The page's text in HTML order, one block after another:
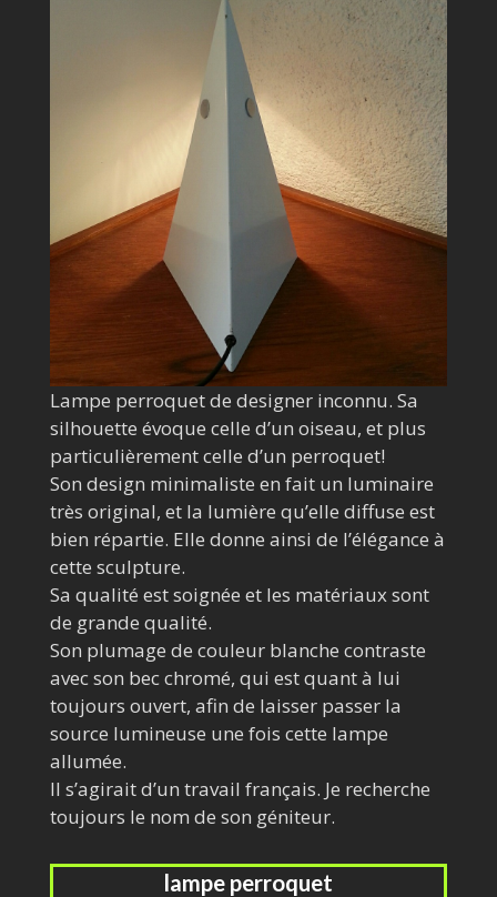
Lampe perroquet de designer inconnu. Sa
silhouette évoque celle d’un oiseau, et plus
particulièrement celle d’un perroquet!
Son design minimaliste en fait un luminaire
très original, et la lumière qu’elle diffuse est
bien répartie. Elle donne ainsi de l’élégance à
cette sculpture.
Sa qualité est soignée et les matériaux sont
de grande qualité.
Son plumage de couleur blanche contraste
avec son bec chromé, qui est quant à lui
toujours ouvert, afin de laisser passer la
source lumineuse une fois cette lampe
allumée.
Il s’agirait d’un travail français. Je recherche
toujours le nom de son géniteur.
lampe perroquet